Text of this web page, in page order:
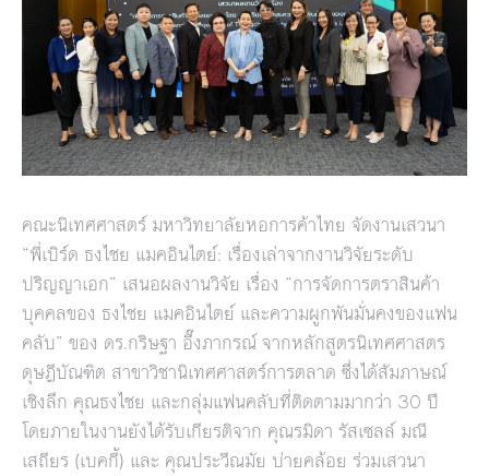
คณะนิเทศศาสตร์ มหาวิทยาลัยหอการค้าไทย จัดงานเสวนา
“พี่เบิร์ด ธงไชย แมคอินไตย์: เรื่องเล่าจากงานวิจัยระดับ
ปริญญาเอก” เสนอผลงานวิจัย เรื่อง “การจัดการตราสินค้า
บุคคลของ ธงไชย แมคอินไตย์ และความผูกพันมั่นคงของแฟน
คลับ” ของ ดร.กริษฐา อึ๊งภากรณ์ จากหลักสูตรนิเทศศาสตร
ดุษฎีบัณฑิต สาขาวิชานิเทศศาสตร์การตลาด ซึ่งได้สัมภาษณ์
เชิงลึก คุณธงไชย และกลุ่มแฟนคลับที่ติดตามมากว่า 30 ปี
โดยภายในงานยังได้รับเกียรติจาก คุณรมิดา รัสเซลล์ มณี
เสถียร (เบคกี้) และ คุณประวีณมัย บ่ายคล้อย ร่วมเสวนา